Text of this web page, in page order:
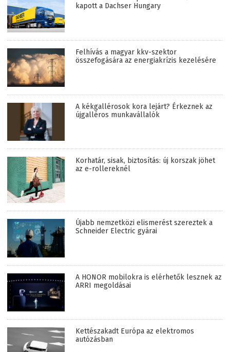
kapott a Dachser Hungary
Felhívás a magyar kkv-szektor
összefogására az energiakrízis kezelésére
A kékgallérosok kora lejárt? Érkeznek az
újgalléros munkavállalók
Korhatár, sisak, biztosítás: új korszak jöhet
az e-rollereknél
Újabb nemzetközi elismerést szereztek a
Schneider Electric gyárai
A HONOR mobilokra is elérhetők lesznek az
ARRI megoldásai
Kettészakadt Európa az elektromos
autózásban